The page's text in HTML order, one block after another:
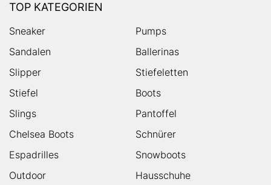
TOP KATEGORIEN
Sneaker
Pumps
Sandalen
Ballerinas
Slipper
Stiefeletten
Stiefel
Boots
Slings
Pantoffel
Chelsea Boots
Schnürer
Espadrilles
Snowboots
Outdoor
Hausschuhe